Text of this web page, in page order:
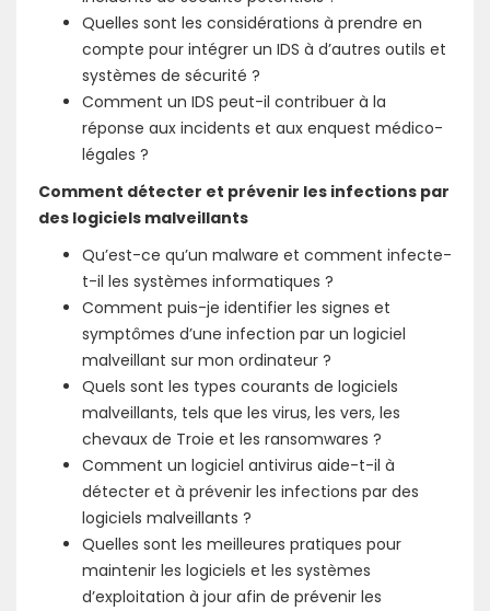
Quelles sont les considérations à prendre en
compte pour intégrer un IDS à d’autres outils et
systèmes de sécurité ?
Comment un IDS peut-il contribuer à la
réponse aux incidents et aux enquest médico-
légales ?
Comment détecter et prévenir les infections par
des logiciels malveillants
Qu’est-ce qu’un malware et comment infecte-
t-il les systèmes informatiques ?
Comment puis-je identifier les signes et
symptômes d’une infection par un logiciel
malveillant sur mon ordinateur ?
Quels sont les types courants de logiciels
malveillants, tels que les virus, les vers, les
chevaux de Troie et les ransomwares ?
Comment un logiciel antivirus aide-t-il à
détecter et à prévenir les infections par des
logiciels malveillants ?
Quelles sont les meilleures pratiques pour
maintenir les logiciels et les systèmes
d’exploitation à jour afin de prévenir les